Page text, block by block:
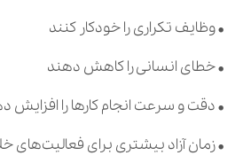
• وظایف تکراری را خودکار کنند
• خطای انسانی را کاهش دهند
• دقت و سرعت انجام کارها را افزایش
• زمان آزاد بیشتری برای فعالیت‌های